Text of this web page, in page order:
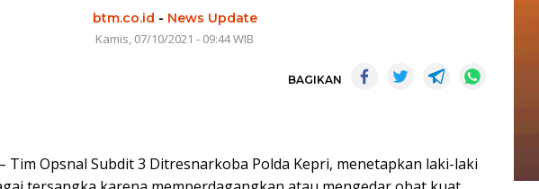
btm.co.id - News Update
Kamis, 07/10/2021 - 09:44 WIB
BAGIKAN
– Tim Opsnal Subdit 3 Ditresnarkoba Polda Kepri, menetapkan laki-laki